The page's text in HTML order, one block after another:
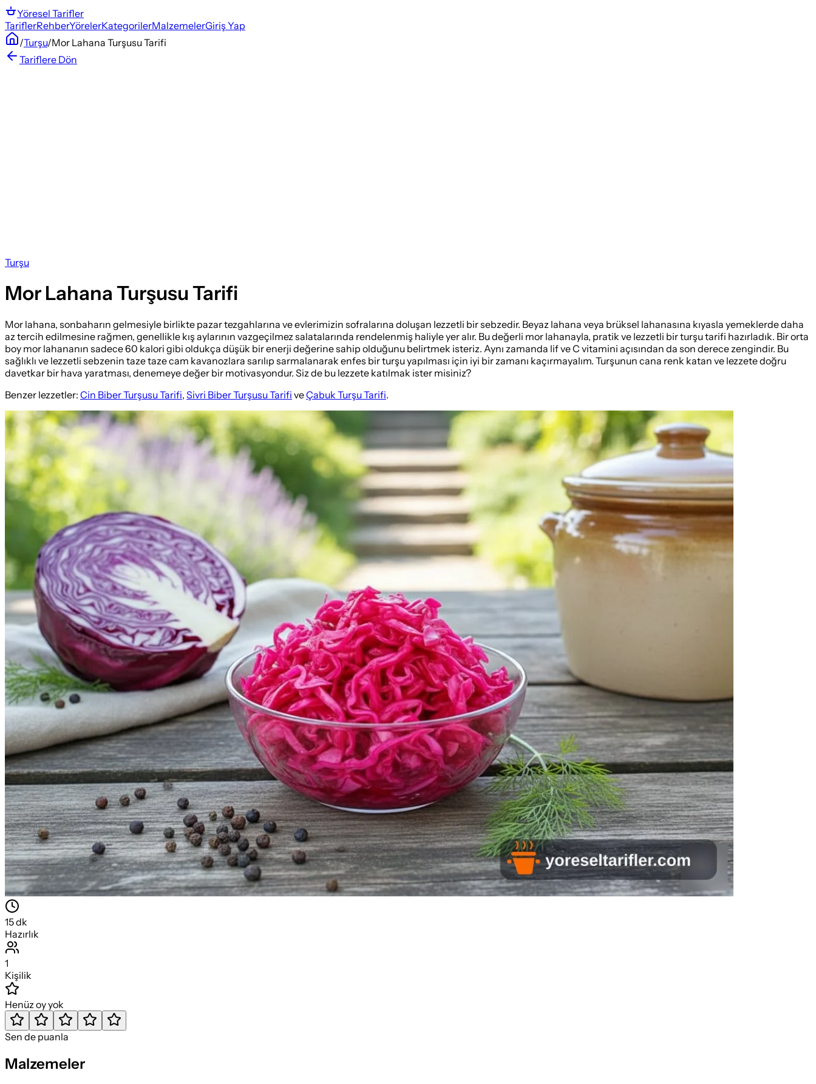
Yöresel Tarifler
TariflerRehberYörelerKategorilerMalzemelerGiriş Yap
/Turşu/Mor Lahana Turşusu Tarifi
Tariflere Dön
Turşu
Mor Lahana Turşusu Tarifi
Mor lahana, sonbaharın gelmesiyle birlikte pazar tezgahlarına ve evlerimizin sofralarına doluşan lezzetli bir sebzedir. Beyaz lahana veya brüksel lahanasına kıyasla yemeklerde daha
az tercih edilmesine rağmen, genellikle kış aylarının vazgeçilmez salatalarında rendelenmiş haliyle yer alır. Bu değerli mor lahanayla, pratik ve lezzetli bir turşu tarifi hazırladık. Bir orta
boy mor lahananın sadece 60 kalori gibi oldukça düşük bir enerji değerine sahip olduğunu belirtmek isteriz. Aynı zamanda lif ve C vitamini açısından da son derece zengindir. Bu
sağlıklı ve lezzetli sebzenin taze taze cam kavanozlara sarılıp sarmalanarak enfes bir turşu yapılması için iyi bir zamanı kaçırmayalım. Turşunun cana renk katan ve lezzete doğru
davetkar bir hava yaratması, denemeye değer bir motivasyondur. Siz de bu lezzete katılmak ister misiniz?
Benzer lezzetler: Cin Biber Turşusu Tarifi, Sivri Biber Turşusu Tarifi veÇabuk Turşu Tarifi.
15dk
Hazırlık
1
Kişilik
Henüz oy yok
Sen de puanla
Malzemeler